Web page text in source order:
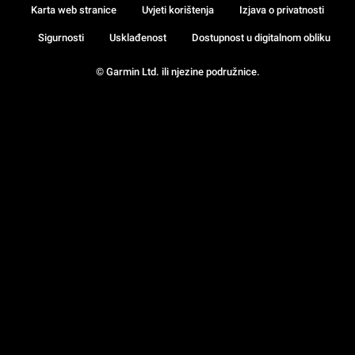
© Garmin Ltd. ili njezine podružnice.
Karta web stranice Uvjeti korištenja Izjava o privatnosti
Sigurnosti Usklađenost Dostupnost u digitalnom obliku